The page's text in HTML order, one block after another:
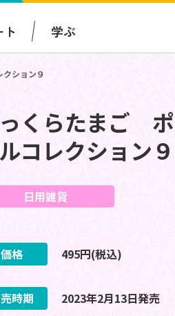
学ぶ
ション９
くらたまご
コレクション９
日用雑貨
価格 495円(税込)
時期
2023年2月13日発売